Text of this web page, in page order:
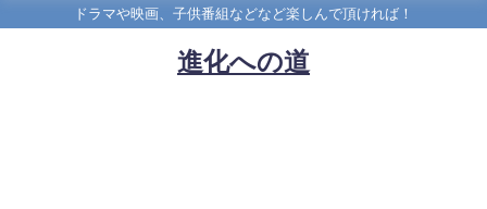
ドラマや映画、子供番組などなど楽しんで頂ければ！
進化への道